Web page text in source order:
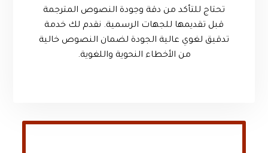
تحتاج للتأكد من دقة وجودة النصوص المترجمة
قبل تقديمها للجهات الرسمية. نقدم لك خدمة
تدقيق لغوي عالية الجودة لضمان النصوص خالية
من الأخطاء النحوية واللغوية.